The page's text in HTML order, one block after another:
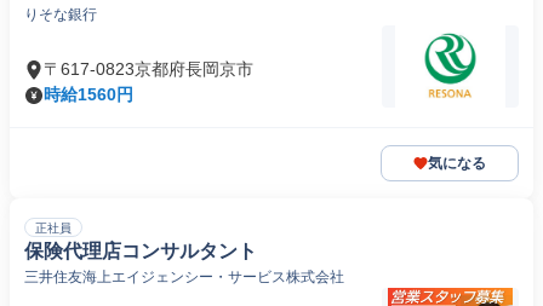
りそな銀行
〒617-0823京都府長岡京市
時給1560円
気になる
正社員
保険代理店コンサルタント
三井住友海上エイジェンシー・サービス株式会社